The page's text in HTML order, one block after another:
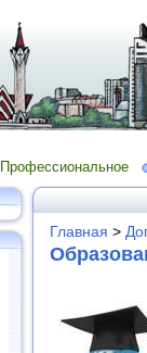
Профессиональное
Главная >